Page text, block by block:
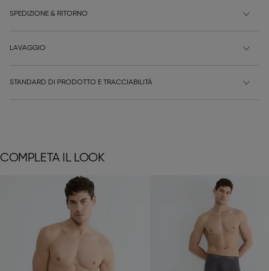
SPEDIZIONE & RITORNO
LAVAGGIO
STANDARD DI PRODOTTO E TRACCIABILITÀ
COMPLETA IL LOOK